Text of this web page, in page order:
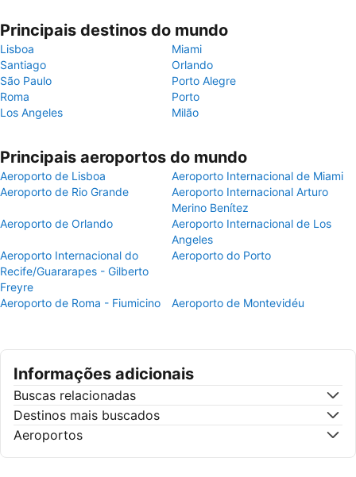
Principais destinos do mundo
Lisboa
Miami
Santiago
Orlando
São Paulo
Porto Alegre
Roma
Porto
Los Angeles
Milão
Principais aeroportos do mundo
Aeroporto de Lisboa
Aeroporto Internacional de Miami
Aeroporto de Rio Grande
Aeroporto Internacional Arturo
Merino Benítez
Aeroporto de Orlando
Aeroporto Internacional de Los
Angeles
Aeroporto Internacional do
Recife/Guararapes - Gilberto
Freyre
Aeroporto do Porto
Aeroporto de Roma - Fiumicino Aeroporto de Montevidéu
Informações adicionais
Buscas relacionadas
Destinos mais buscados
Aeroportos